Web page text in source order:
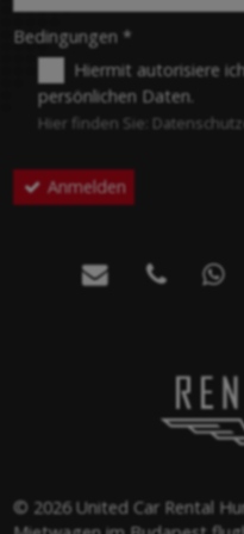
-Bedingungen *
Hiermit autorisiere
persönlichen Daten.
Hier finden Sie:
Anmelden
  
© 2026 United Car Rental